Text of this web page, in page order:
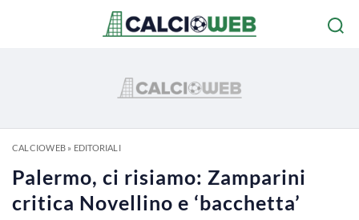
CALCIOWEB» EDITORIALI
Palermo, ci risiamo: Zamparini
critica Novellino e ‘bacchetta’